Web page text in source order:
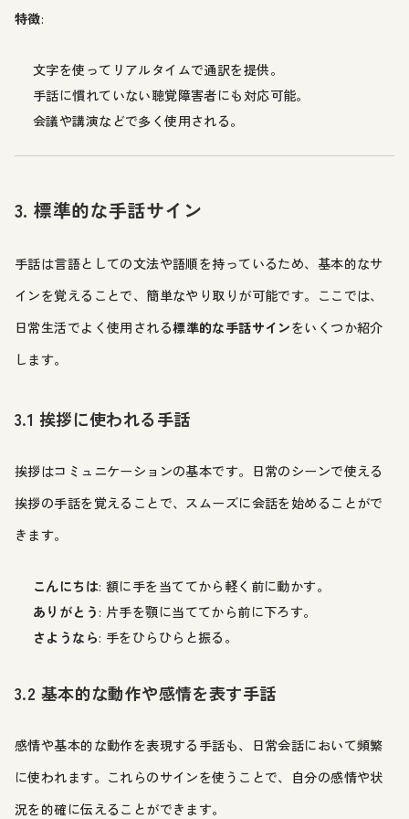
特徴:
文字を使ってリアルタイムで通訳を提供。
手話に慣れていない聴覚障害者にも対応可能。
会議や講演などで多く使用される。
3. 標準的な手話サイン
手話は言語としての文法や語順を持っているため、基本的なサ
インを覚えることで、簡単なやり取りが可能です。ここでは、
日常生活でよく使用される標準的な手話サインをいくつか紹介
します。
3.1 挨拶に使われる手話
挨拶はコミュニケーションの基本です。日常のシーンで使える
挨拶の手話を覚えることで、スムーズに会話を始めることがで
きます。
こんにちは: 額に手を当ててから軽く前に動かす。
ありがとう : 片手を顎に当ててから前に下ろす。
さようなら: 手をひらひらと振る。
3.2 基本的な動作や感情を表す手話
感情や基本的な動作を表現する手話も、日常会話において頻繁
に使われます。これらのサインを使うことで、自分の感情や状
況を的確に伝えることができます。